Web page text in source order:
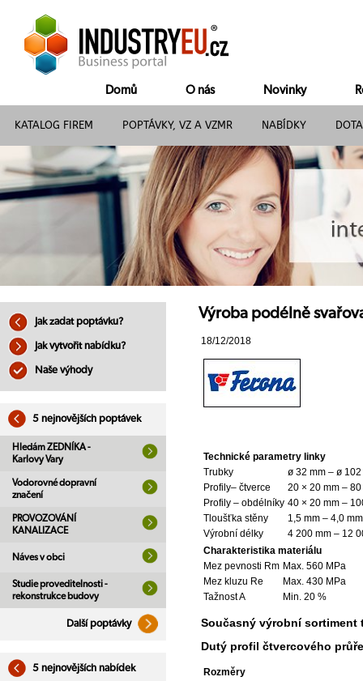
Domů O nás Novinky
KATALOG FIREM POPTÁVKY, VZ A VZMR NABÍDKY
Jak zadat poptávku?
Jak vytvořit nabídku?
Naše výhody
5 nejnovějších poptávek
Hledám ZEDNÍKA -
Karlovy Vary
Vodorovné dopravní
značení
PROVOZOVÁNÍ
KANALIZACE
Náves v obci
Studie proveditelnosti -
rekonstrukce budovy
Další poptávky
5 nejnovějších nabídek
Výroba podélně
18/12/2018
Technické parametry linky
Trubky
ø 32 mm – ø 102
Profily– čtverce
20 × 20 mm –
Profily – obdélníky 40 × 20 mm –
Tloušťka stěny
1,5 mm – 4,0 mm
Výrobní délky
4 200 mm – 12
Charakteristika materiálu
Mez pevnosti Rm Max. 560 MPa
Mez kluzu Re
Max. 430 MPa
Tažnost A
Min. 20 %
Současný výrobní sortiment
Dutý profil čtvercového
Rozměry